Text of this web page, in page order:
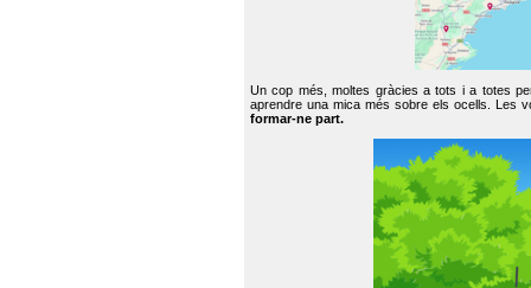
Un cop més, moltes gràcies a tots i a totes
aprendre una mica més sobre els ocells. Les
formar-ne part.